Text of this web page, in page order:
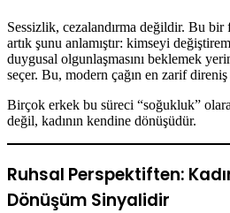
Sessizlik, cezalandırma değildir. Bu bir
artık şunu anlamıştır: kimseyi
duygusal olgunlaşmasını beklemek
seçer. Bu, modern çağın en zarif
Birçok erkek bu süreci “soğukluk”
değil, kadının kendine dönüşüdür.
Ruhsal Perspektiften:
Dönüşüm Sinyalidir